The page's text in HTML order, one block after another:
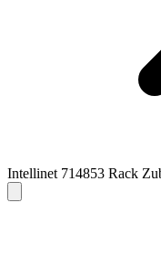
Intellinet 714853 Rack